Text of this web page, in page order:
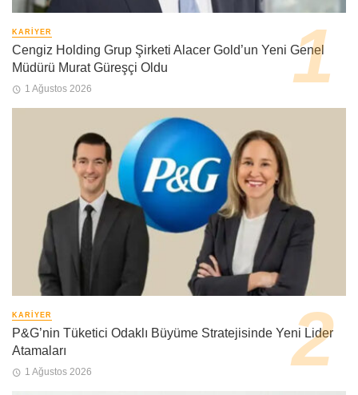
KARIYER
Cengiz Holding Grup Şirketi Alacer Gold’un Yeni Genel
Müdürü Murat Güreşçi Oldu
1 Ağustos 2026
KARIYER
P&G’nin Tüketici Odaklı Büyüme Stratejisinde Yeni Lider
Atamaları
1 Ağustos 2026